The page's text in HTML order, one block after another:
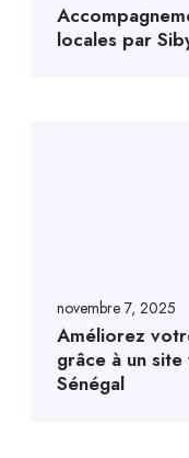
locales par
novembre 7, 2025
Améliorez
grâce à un
Sénégal